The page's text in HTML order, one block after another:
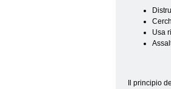
Usa
Il principio